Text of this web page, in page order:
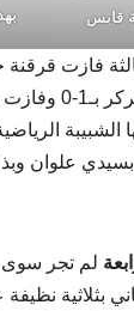
قابس
فازت
الافق
الشبيبة
علوان
لم تجر سوى
بثلاثية